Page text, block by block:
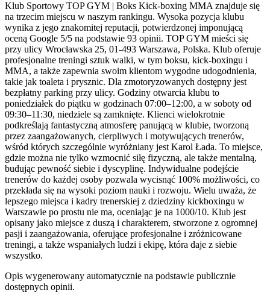
Klub Sportowy TOP GYM | Boks Kick-boxing MMA znajduje się
na trzecim miejscu w naszym rankingu. Wysoka pozycja klubu
wynika z jego znakomitej reputacji, potwierdzonej imponującą
oceną Google 5/5 na podstawie 93 opinii. TOP GYM mieści się
przy ulicy Wrocławska 25, 01-493 Warszawa, Polska. Klub oferuje
profesjonalne treningi sztuk walki, w tym boksu, kick-boxingu i
MMA, a także zapewnia swoim klientom wygodne udogodnienia,
takie jak toaleta i prysznic. Dla zmotoryzowanych dostępny jest
bezpłatny parking przy ulicy. Godziny otwarcia klubu to
poniedziałek do piątku w godzinach 07:00–12:00, a w soboty od
09:30–11:30, niedziele są zamknięte. Klienci wielokrotnie
podkreślają fantastyczną atmosferę panującą w klubie, tworzoną
przez zaangażowanych, cierpliwych i motywujących trenerów,
wśród których szczególnie wyróżniany jest Karol Łada. To miejsce,
gdzie można nie tylko wzmocnić siłę fizyczną, ale także mentalną,
budując pewność siebie i dyscyplinę. Indywidualne podejście
trenerów do każdej osoby pozwala wycisnąć 100% możliwości, co
przekłada się na wysoki poziom nauki i rozwoju. Wielu uważa, że
lepszego miejsca i kadry trenerskiej z dziedziny kickboxingu w
Warszawie po prostu nie ma, oceniając je na 1000/10. Klub jest
opisany jako miejsce z duszą i charakterem, stworzone z ogromnej
pasji i zaangażowania, oferujące profesjonalne i zróżnicowane
treningi, a także wspaniałych ludzi i ekipę, która daje z siebie
wszystko.
Opis wygenerowany automatycznie na podstawie publicznie
dostępnych opinii.